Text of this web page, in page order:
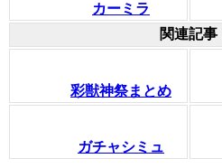
カーミラ
関連記事
彩獣神祭まとめ
ガチャシミュ